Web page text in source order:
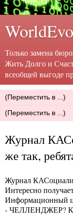
Только замена
Жить Долго и
всеобщей выгоде
Журнал
же так,
Журнал
Интересно
Информационный
- ЧЕЛЛЕНДЖЕР?